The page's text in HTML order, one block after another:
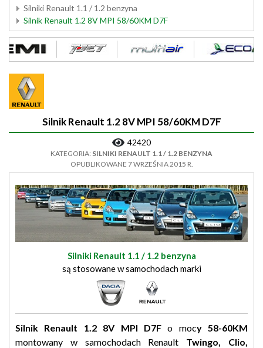
Silniki Renault 1.1 / 1.2 benzyna
Silnik Renault 1.2 8V MPI 58/60KM D7F
Silnik Renault 1.2 8V MPI 58/60KM D7F
42420
KATEGORIA: SILNIKI RENAULT 1.1 / 1.2 BENZYNA
OPUBLIKOWANE 7 WRZEŚNIA 2015 R.
Silniki Renault 1.1 / 1.2 benzyna
są stosowane w samochodach marki
Silnik Renault 1.2 8V MPI D7Fo mocy 58-60KM
montowany w samochodach Renault Twingo, Clio,